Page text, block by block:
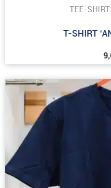
TEE-
T-SHIRT